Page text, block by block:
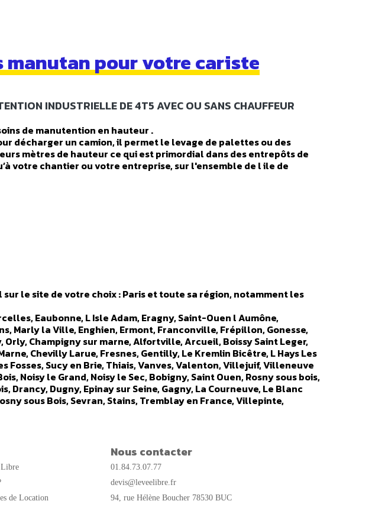
manutan pour votre cariste
INDUSTRIELLE DE 4T5 AVEC OU SANS CHAUFFEUR
de manutention en hauteur .
décharger un camion, il permet le levage de palettes ou des
mètres de hauteur ce qui est primordial dans des entrepôts de
votre chantier ou votre entreprise, sur l'ensemble de l ile de
le site de votre choix : Paris et toute sa région, notamment les
Eaubonne, L Isle Adam, Eragny, Saint-Ouen l Aumône,
Marly la Ville, Enghien, Ermont, Franconville, Frépillon, Gonesse,
Champigny sur marne, Alfortville, Arcueil, Boissy Saint Leger,
Chevilly Larue, Fresnes, Gentilly, Le Kremlin Bicêtre, L Hays Les
Fosses, Sucy en Brie, Thiais, Vanves, Valenton, Villejuif, Villeneuve
Noisy le Grand, Noisy le Sec, Bobigny, Saint Ouen, Rosny sous bois,
Dugny, Epinay sur Seine, Gagny, La Courneuve, Le Blanc
sous Bois, Sevran, Stains, Tremblay en France, Villepinte,
Bois, Corbeilles Essonne, Orsay, Les Ulis, Palaiseau, Massy,
Bondoufle, Bretigny sur Orge, Champlan, Chilly Mazarin,
Lardy, Le Plessis Paté, Lisses, Marcoussis, Morangis, Ormoy,
Villabe, Villebon sur Yvette, Villejust) - Yvelines 78 (Achere,
Cyr, Ville d Avray, Coigniere, Maurepas, Chevreuse, Magny les
Guyancourt, , Carriere sous Poissy, Chambourcy, Chanteloup
Velizy Villacoublay, Houilles, Jouy en Josas, La Celle Saint
Libre
de Location
Nous contacter
01.84.73.07.77
devis@leveelibre.fr
94, rue Hélène Boucher 78530 BUC